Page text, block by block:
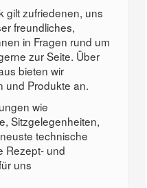
gilt zufriedenen, uns
freundliches,
in Fragen rund um
zur Seite. Über
bieten wir
und Produkte an.
wie
Sitzgelegenheiten,
technische
Rezept- und
uns